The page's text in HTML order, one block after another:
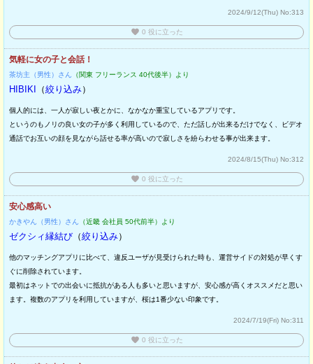
2024/9/12(Thu) No:313
favorite 0 役に立った
気軽に女の子と会話！
茶坊主（男性）さん （関東 フリーランス 40代後半）より
HIBIKI （絞り込み）
個人的には、一人が寂しい夜とかに、なかなか重宝しているアプリです。
というのもノリの良い女の子が多く利用しているので、ただ話しが出来るだけでなく、ビデオ
通話でお互いの顔を見ながら話せる率が高いので寂しさを紛らわせる事が出来ます。
2024/8/15(Thu) No:312
favorite 0 役に立った
安心感高い
かきやん（男性）さん （近畿 会社員 50代前半）より
ゼクシィ縁結び （絞り込み）
他のマッチングアプリに比べて、違反ユーザが見受けられた時も、運営サイドの対処が早くす
ぐに削除されています。
最初はネットでの出会いに抵抗がある人も多いと思いますが、安心感が高くオススメだと思い
ます。複数のアプリを利用していますが、桜は1番少ない印象です。
2024/7/19(Fri) No:311
favorite 0 役に立った